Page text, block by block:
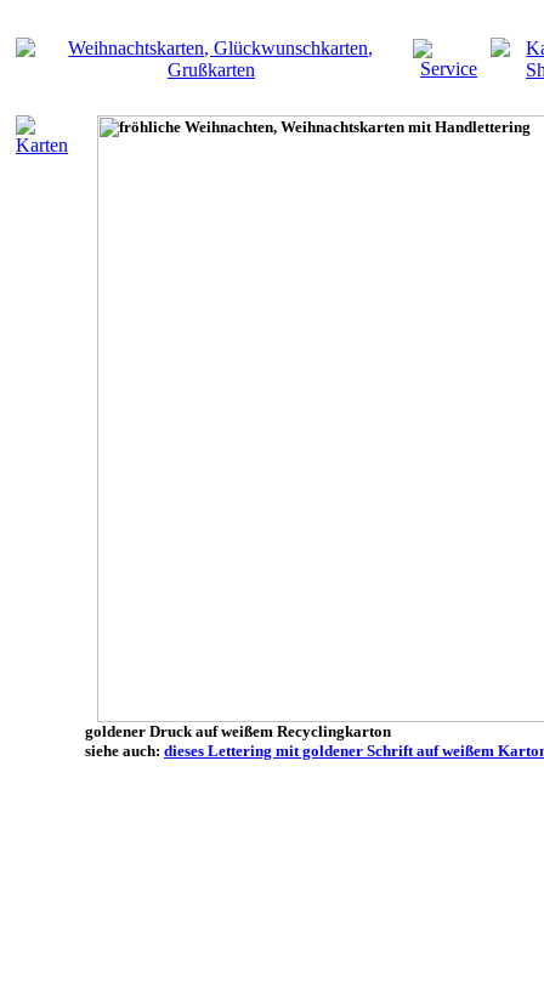
goldener Druck auf weißem Recyclingkarton
siehe auch: dieses Lettering mit goldener Schrift auf weißem